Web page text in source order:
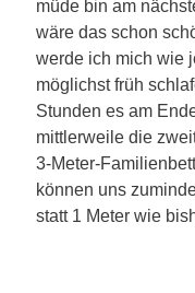
müde bin am
wäre das schon
werde ich mich wie
möglichst früh
Stunden es am
mittlerweile die
3-Meter-
können uns
statt 1 Meter wie